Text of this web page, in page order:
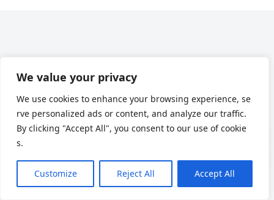
We value your privacy
We use cookies to enhance your browsing experience, se
rve personalized ads or content, and analyze our traffic.
By clicking "Accept All", you consent to our use of cookie
s.
Customize Reject All Accept All